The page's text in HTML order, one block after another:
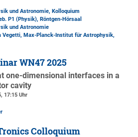
und Astronomie, Kolloquium
P1 (Physik), Röntgen-Hörsaal
und Astronomie
Vegetti, Max-Planck-Institut für Astrophysik,
WN47 2025
one-dimensional interfaces in a
cavity
17:15 Uhr
Colloquium